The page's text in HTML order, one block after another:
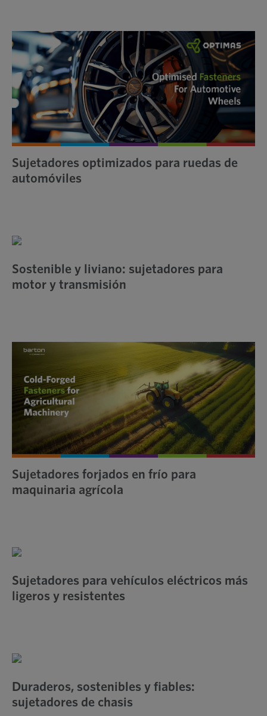
Sujetadores optimizados para ruedas de
automóviles
Sostenible y liviano: sujetadores para
motor y transmisión
Sujetadores forjados en frío para
maquinaria agrícola
Sujetadores para vehículos eléctricos más
ligeros y resistentes
Duraderos, sostenibles y fiables:
sujetadores de chasis